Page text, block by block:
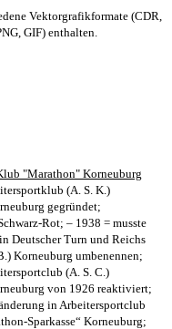
Vektorgrafikformate (CDR,
GIF) enthalten.
"Marathon" Korneuburg
(A. S. K.)
gegründet;
Rot; – 1938 = musste
Deutscher Turn und Reichs
Korneuburg umbenennen;
(A. S. C.)
von 1926 reaktiviert;
in Arbeitersportclub
Sparkasse“ Korneuburg;